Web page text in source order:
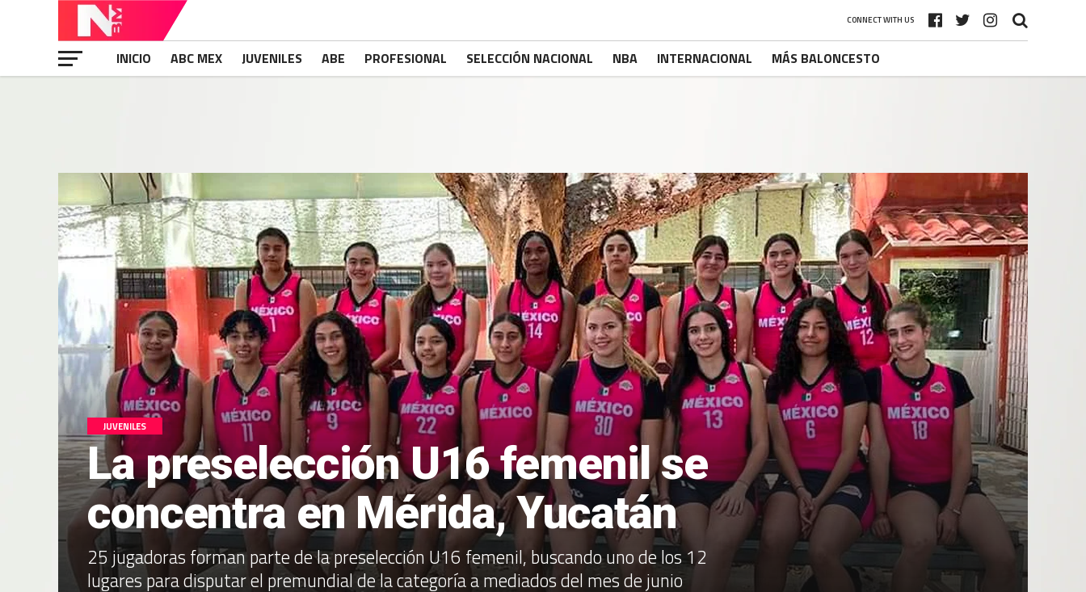
CONNECT WITH US
INICIO ABC MEX JUVENILES ABE PROFESIONAL SELECCIÓN NACIONAL NBA INTERNACIONAL MÁS BALONCESTO
JUVENILES
La preselección U16 femenil se
concentra en Mérida, Yucatán
25 jugadoras forman parte de la preselección U16 femenil, buscando uno de los 12
lugares para disputar el premundial de la categoría a mediados del mes de junio